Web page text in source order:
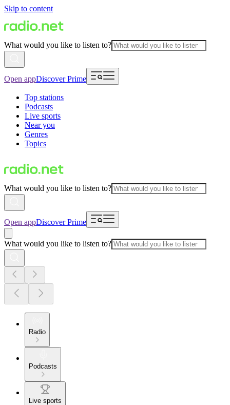
Skip to content
What would you like to listen to?
Open appDiscover Prime
Top stations
Podcasts
Live sports
Near you
Genres
Topics
What would you like to listen to?
Open appDiscover Prime
What would you like to listen to?
Radio
Podcasts
Live sports